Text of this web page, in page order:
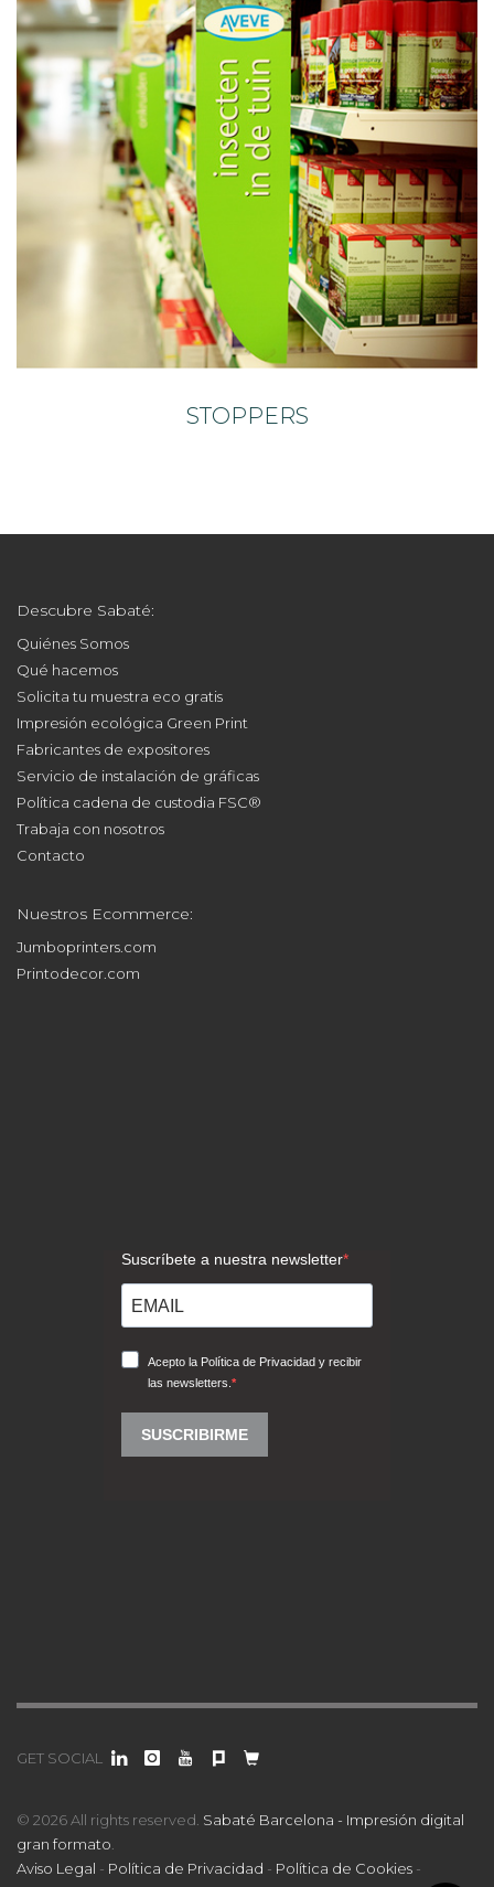
STOPPERS
Descubre Sabaté:
Quiénes Somos
Qué hacemos
Solicita tu muestra eco gratis
Impresión ecológica Green Print
Fabricantes de expositores
Servicio de instalación de gráficas
Política cadena de custodia FSC®
Trabaja con nosotros
Contacto
Nuestros Ecommerce:
Jumboprinters.com
Printodecor.com
GET SOCIAL
© 2026 All rights reserved. Sabaté Barcelona - Impresión digital
gran formato
Aviso Legal - Política de Privacidad - Política de Cookies -